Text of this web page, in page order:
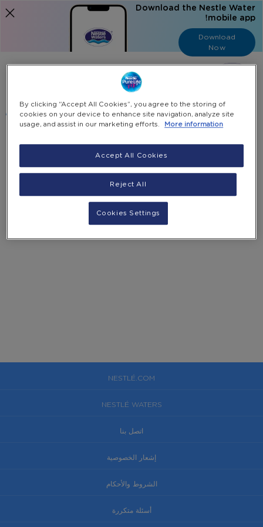
Download the Nestle Water
mobile app!
Download
Now
البحث
عربة التسوق
لا يوجد لديك منتجات في سلة التسوق الخاصة بك
NESTLÉ.COM
NESTLÉ WATERS
اتصل بنا
إشعار الخصوصية
الشروط والأحكام
أسئلة متكررة
By clicking “Accept All Cookies”, you agree to the storing of
cookies on your device to enhance site navigation, analyze site
usage, and assist in our marketing efforts.
More information
Reject All
Accept All Cookies
Cookies Settings